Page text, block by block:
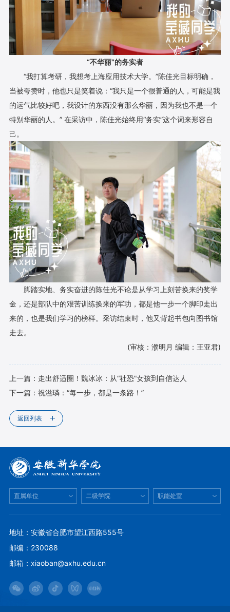
“不华丽”的务实者
“我打算考研，我想考上海应用技术大学。”陈佳光目标明确，
当被夸赞时，他也只是笑着说：“我只是一个很普通的人，可能是我
的运气比较好吧，我设计的东西没有那么华丽，因为我也不是一个
特别华丽的人。” 在采访中，陈佳光始终用“务实”这个词来形容自
己。
脚踏实地、务实奋进的陈佳光不论是从学习上刻苦换来的奖学
金，还是部队中的艰苦训练换来的军功，都是他一步一个脚印走出
来的，也是我们学习的榜样。采访结束时，他又背起书包向图书馆
走去。
(审核：濮明月 编辑：王亚君)
上一篇： 走出舒适圈！魏冰冰：从“社恐”女孩到自信达人
下一篇： 祝溢璘：“每一步，都是一条路！”
返回列表
直属单位 二级学院 职能处室
地址：安徽省合肥市望江西路555号
邮编：230088
邮箱：xiaoban@axhu.edu.cn